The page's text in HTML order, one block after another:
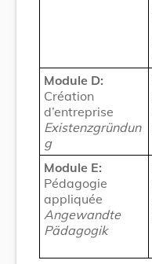
Module D:
Création
d’entreprise
Existenzgründun
g
Module E:
Pédagogie
appliquée
Angewandte
Pädagogik